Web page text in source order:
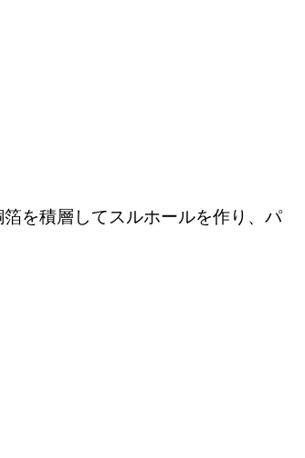
を積層してスルホールを作り、パ